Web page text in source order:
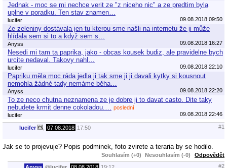
Jednak - moc se mi nechce verit ze "z niceho nic" a ze predtim byla
uplne v poradku. Ten stav znamen…
lucifer 09.08.2018 09:50
Ze zeleniny dostávala jen tu kterou sme našli na internetu že ji může
hlídala sem si to a když sem s…
Anyss 09.08.2018 16:27
Nesedi mi tam ta paprika, jako - obcas kousek budiz, ale pravidelne bych
urcite nedaval. Takovy nahl…
lucifer 09.08.2018 22:10
Papriku měla moc ráda jedla ji tak sme ji ji davali kytky si kousnout
nemohla žádné tady nemáme běha…
Anyss 09.08.2018 22:20
To ze neco chutna neznamena ze je dobre ji to davat casto. Dite taky
nebudete krmit denne cokoladou.…
poslední
lucifer
09.08.2018 22:46
lucifer 07.08.2018 17:50 #1
Jak se to projevuje? Popis podminek, foto zvirete a teraria by se hodilo.
Souhlasím (+0) Nesouhlasím (-0) Odpovědět
#2